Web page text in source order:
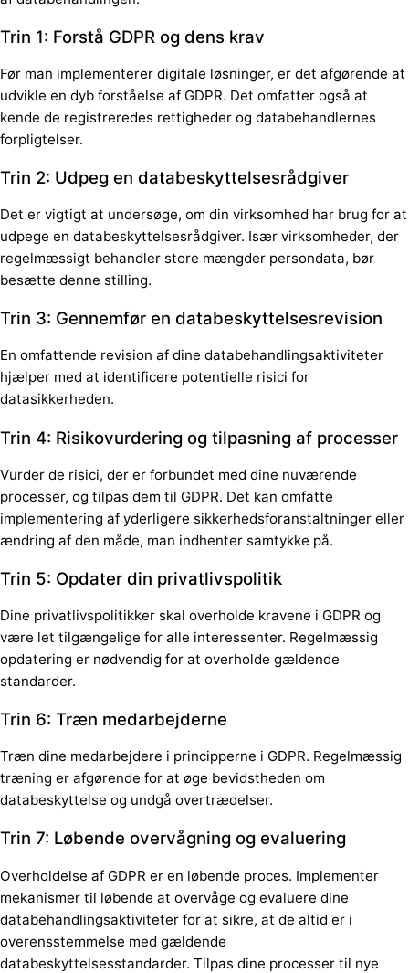
Trin 1: Forstå GDPR og dens krav
Før man implementerer digitale løsninger, er det afgørende at
udvikle en dyb forståelse af GDPR. Det omfatter også at
kende de registreredes rettigheder og databehandlernes
forpligtelser.
Trin 2: Udpeg en databeskyttelsesrådgiver
Det er vigtigt at undersøge, om din virksomhed har brug for at
udpege en databeskyttelsesrådgiver. Især virksomheder, der
regelmæssigt behandler store mængder persondata, bør
besætte denne stilling.
Trin 3: Gennemfør en databeskyttelsesrevision
En omfattende revision af dine databehandlingsaktiviteter
hjælper med at identificere potentielle risici for
datasikkerheden.
Trin 4: Risikovurdering og tilpasning af processer
Vurder de risici, der er forbundet med dine nuværende
processer, og tilpas dem til GDPR. Det kan omfatte
implementering af yderligere sikkerhedsforanstaltninger eller
ændring af den måde, man indhenter samtykke på.
Trin 5: Opdater din privatlivspolitik
Dine privatlivspolitikker skal overholde kravene i GDPR og
være let tilgængelige for alle interessenter. Regelmæssig
opdatering er nødvendig for at overholde gældende
standarder.
Trin 6: Træn medarbejderne
Træn dine medarbejdere i principperne i GDPR. Regelmæssig
træning er afgørende for at øge bevidstheden om
databeskyttelse og undgå overtrædelser.
Trin 7: Løbende overvågning og evaluering
Overholdelse af GDPR er en løbende proces. Implementer
mekanismer til løbende at overvåge og evaluere dine
databehandlingsaktiviteter for at sikre, at de altid er i
overensstemmelse med gældende
databeskyttelsesstandarder. Tilpas dine processer til nye